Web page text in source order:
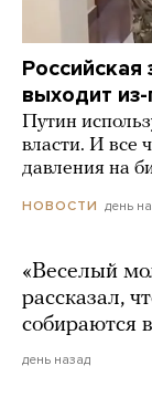
выходит
Путин
власти. И все
давления на
НОВОСТИ день
«Веселый
рассказал,
собираются
день назад